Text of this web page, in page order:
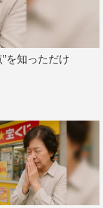
を知っただけ